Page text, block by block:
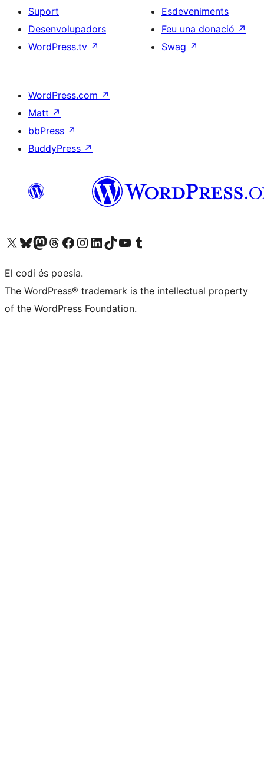
Suport
Desenvolupadors
WordPress.tv ↗
Esdeveniments
Feu una donació ↗
Swag ↗
WordPress.com ↗
Matt ↗
bbPress ↗
BuddyPress ↗
Visiteu el nostre compte X (abans Twitter)
Visiteu el nostre compte de Bluesky
Visiteu el nostre compte al Mastodon
Visiteu el nostre compte de Threads
Visiteu la nostra pàgina al Facebook
Visiteu el nostre compte d'Instagram
Visiteu el nostre compte de LinkedIn
Visiteu el nostre compte de TikTok
Visiteu el nostre canal al YouTube
Visiteu el nostre compte de Tumblr
El codi és poesia.
The WordPress® trademark is the intellectual property
of the WordPress Foundation.